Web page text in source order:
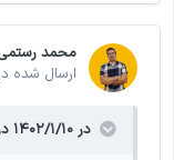
محمد
ارسال شده
در ۱۴۰۲/۱/۱۰ در 16:24،